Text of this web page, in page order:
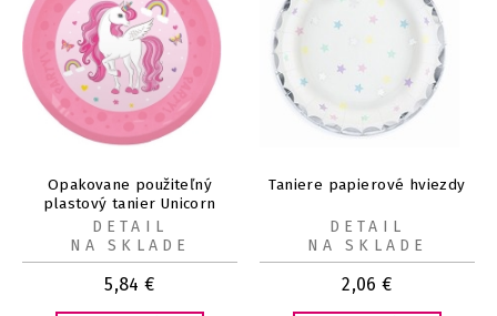
Opakovane použiteľný
plastový tanier Unicorn
Rainbow Colors 21cm 4ks
5,84 €
DETAIL
NA SKLADE
Taniere papierové hviezdy
2,06 €
DETAIL
NA SKLADE